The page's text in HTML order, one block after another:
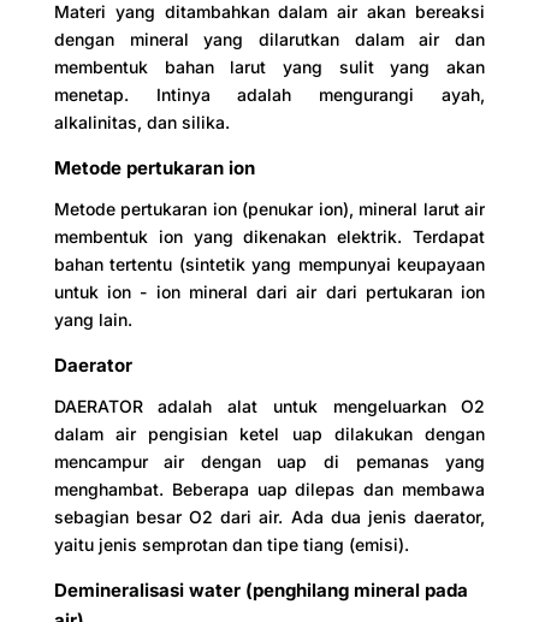
Materi yang ditambahkan dalam air akan bereaksi
dengan mineral yang dilarutkan dalam air dan
membentuk bahan larut yang sulit yang akan
menetap. Intinya adalah mengurangi ayah,
alkalinitas, dan silika.
Metode pertukaran ion
Metode pertukaran ion (penukar ion), mineral larut air
membentuk ion yang dikenakan elektrik. Terdapat
bahan tertentu (sintetik yang mempunyai keupayaan
untuk ion - ion mineral dari air dari pertukaran ion
yang lain.
Daerator
DAERATOR adalah alat untuk mengeluarkan O2
dalam air pengisian ketel uap dilakukan dengan
mencampur air dengan uap di pemanas yang
menghambat. Beberapa uap dilepas dan membawa
sebagian besar O2 dari air. Ada dua jenis daerator,
yaitu jenis semprotan dan tipe tiang (emisi).
Demineralisasi water (penghilang mineral pada